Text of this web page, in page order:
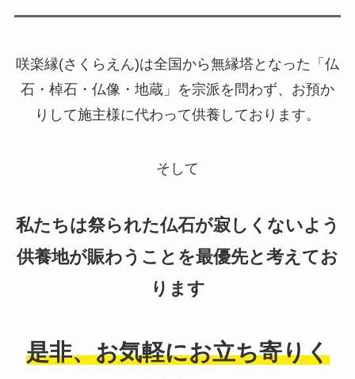
咲楽縁(さくらえん)は全国から無縁塔となった「仏
石・棹石・仏像・地蔵」を宗派を問わず、お預か
りして施主様に代わって供養しております。
そして
私たちは祭られた仏石が寂しくないよう
供養地が賑わうことを最優先と考えてお
ります
是非、お気軽にお立ち寄りく